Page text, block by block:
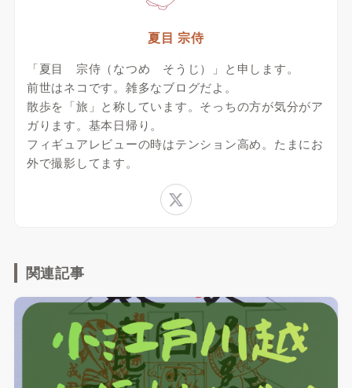
夏目 宗侍
「夏目 宗侍（なつめ そうじ）」と申します。
前世はネコです。雑多なブログだよ。
散歩を「旅」と称しています。そっちの方が気分がア
ガります。基本日帰り。
フィギュアレビューの時はテンション高め。たまにお
外で撮影してます。
関連記事